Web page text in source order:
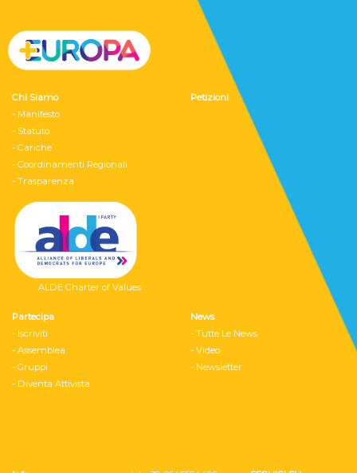
Chi Siamo
- Manifesto
- Statuto
- Cariche
- Coordinamenti Regionali
- Trasparenza
ALDE Charter of Values
Petizioni
Partecipa
- Iscriviti
- Assemblea
- Gruppi
- Diventa Attivista
News
- Tutte Le News
- Video
- Newsletter